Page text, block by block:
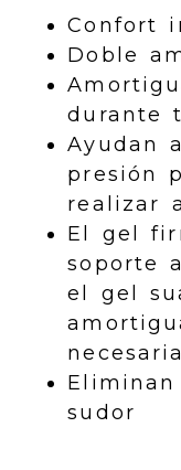
Confort
Doble
durante
Ayudan
presión
realizar
El gel
soporte
el gel
sudor